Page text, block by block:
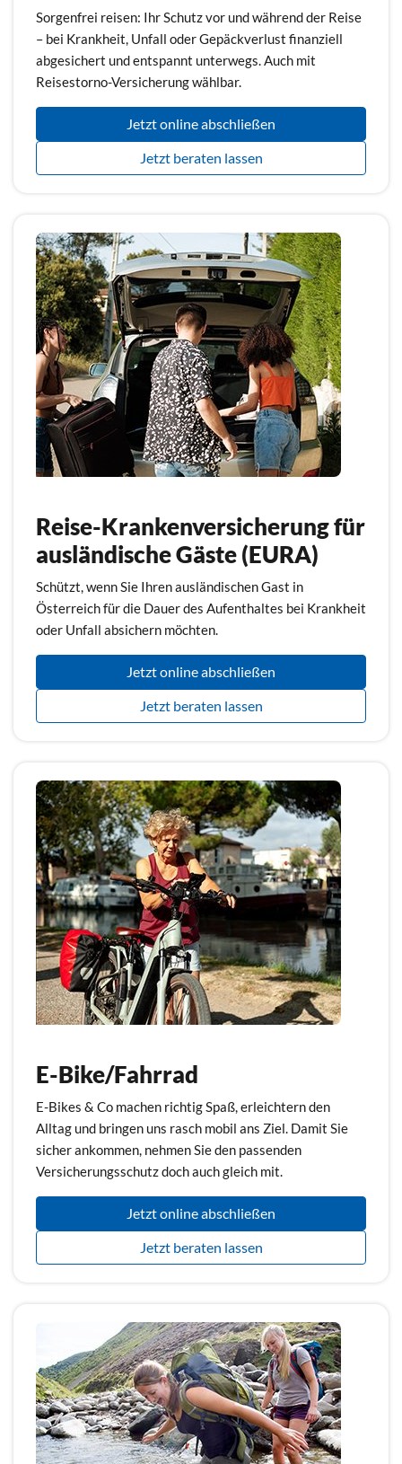
Sorgenfrei reisen: Ihr Schutz vor und während der Reise
– bei Krankheit, Unfall oder Gepäckverlust finanziell
abgesichert und entspannt unterwegs. Auch mit
Reisestorno-Versicherung wählbar.
Jetzt online abschließen
Jetzt beraten lassen
Reise-Krankenversicherung für
ausländische Gäste (EURA)
Schützt, wenn Sie Ihren ausländischen Gast in
Österreich für die Dauer des Aufenthaltes bei Krankheit
oder Unfall absichern möchten.
Jetzt online abschließen
Jetzt beraten lassen
E-Bike/Fahrrad
E-Bikes & Co machen richtig Spaß, erleichtern den
Alltag und bringen uns rasch mobil ans Ziel. Damit Sie
sicher ankommen, nehmen Sie den passenden
Versicherungsschutz doch auch gleich mit.
Jetzt online abschließen
Jetzt beraten lassen